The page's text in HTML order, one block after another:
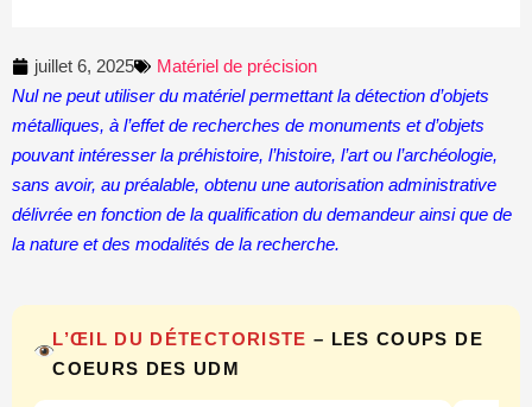
juillet 6, 2025
Matériel de précision
Nul ne peut utiliser du matériel permettant la détection d’objets
métalliques, à l’effet de recherches de monuments et d’objets
pouvant intéresser la préhistoire, l’histoire, l’art ou l’archéologie,
sans avoir, au préalable, obtenu une autorisation administrative
délivrée en fonction de la qualification du demandeur ainsi que de
la nature et des modalités de la recherche.
L’ŒIL DU DÉTECTORISTE – LES COUPS DE
COEURS DES UDM